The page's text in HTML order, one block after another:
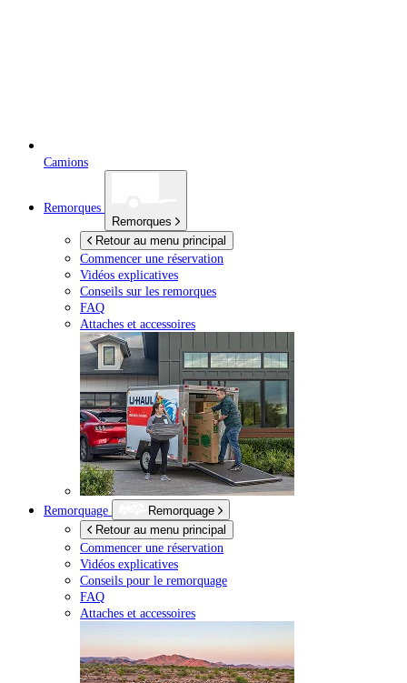
Camions
Remorques
Remorques
Retour au menu principal
Commencer une réservation
Vidéos explicatives
Conseils sur les remorques
FAQ
Attaches et accessoires
Remorquage
Remorquage
Retour au menu principal
Commencer une réservation
Vidéos explicatives
Conseils pour le remorquage
FAQ
Attaches et accessoires